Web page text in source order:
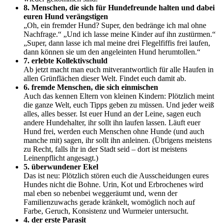
8. Menschen, die sich für Hundefreunde halten und dabei
euren Hund verängstigen
„Oh, ein fremder Hund? Super, den bedränge ich mal ohne
Nachfrage.“ „Und ich lasse meine Kinder auf ihn zustürmen.“
„Super, dann lasse ich mal meine drei Flegelfiffis frei laufen,
dann können sie um den angeleinten Hund herumtollen.“
7. erlebte Kollektivschuld
Ab jetzt macht man euch mitverantwortlich für alle Haufen in
allen Grünflächen dieser Welt. Findet euch damit ab.
6. fremde Menschen, die sich einmischen
Auch das kennen Eltern von kleinen Kindern: Plötzlich meint
die ganze Welt, euch Tipps geben zu müssen. Und jeder weiß
alles, alles besser. Ist euer Hund an der Leine, sagen euch
andere Hundehalter, ihr sollt ihn laufen lassen. Läuft euer
Hund frei, werden euch Menschen ohne Hunde (und auch
manche mit) sagen, ihr sollt ihn anleinen. (Übrigens meistens
zu Recht, falls ihr in der Stadt seid – dort ist meistens
Leinenpflicht angesagt.)
5. überwundener Ekel
Das ist neu: Plötzlich stören euch die Ausscheidungen eures
Hundes nicht die Bohne. Urin, Kot und Erbrochenes wird
mal eben so nebenbei weggeräumt und, wenn der
Familienzuwachs gerade kränkelt, womöglich noch auf
Farbe, Geruch, Konsistenz und Wurmeier untersucht.
4. der erste Parasit